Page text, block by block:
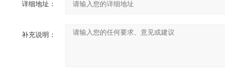
详细地址：
补充说明：